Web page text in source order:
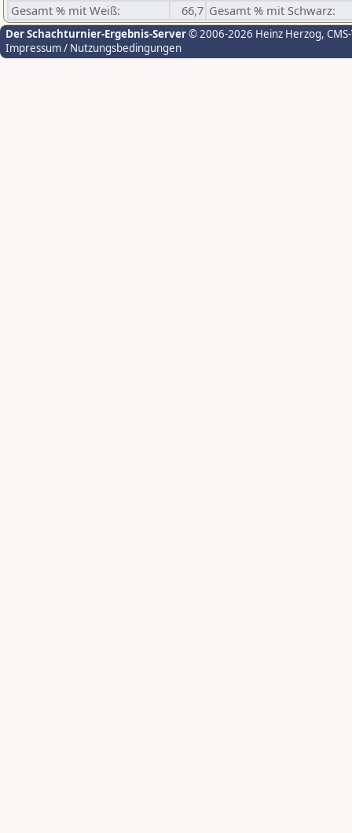
Gesamt % mit Weiß:
66,7 Gesamt % mit Schwarz:
Der Schachturnier-Ergebnis-Server© 2006-2026 Heinz Herzog,
Impressum / Nutzungsbedingungen